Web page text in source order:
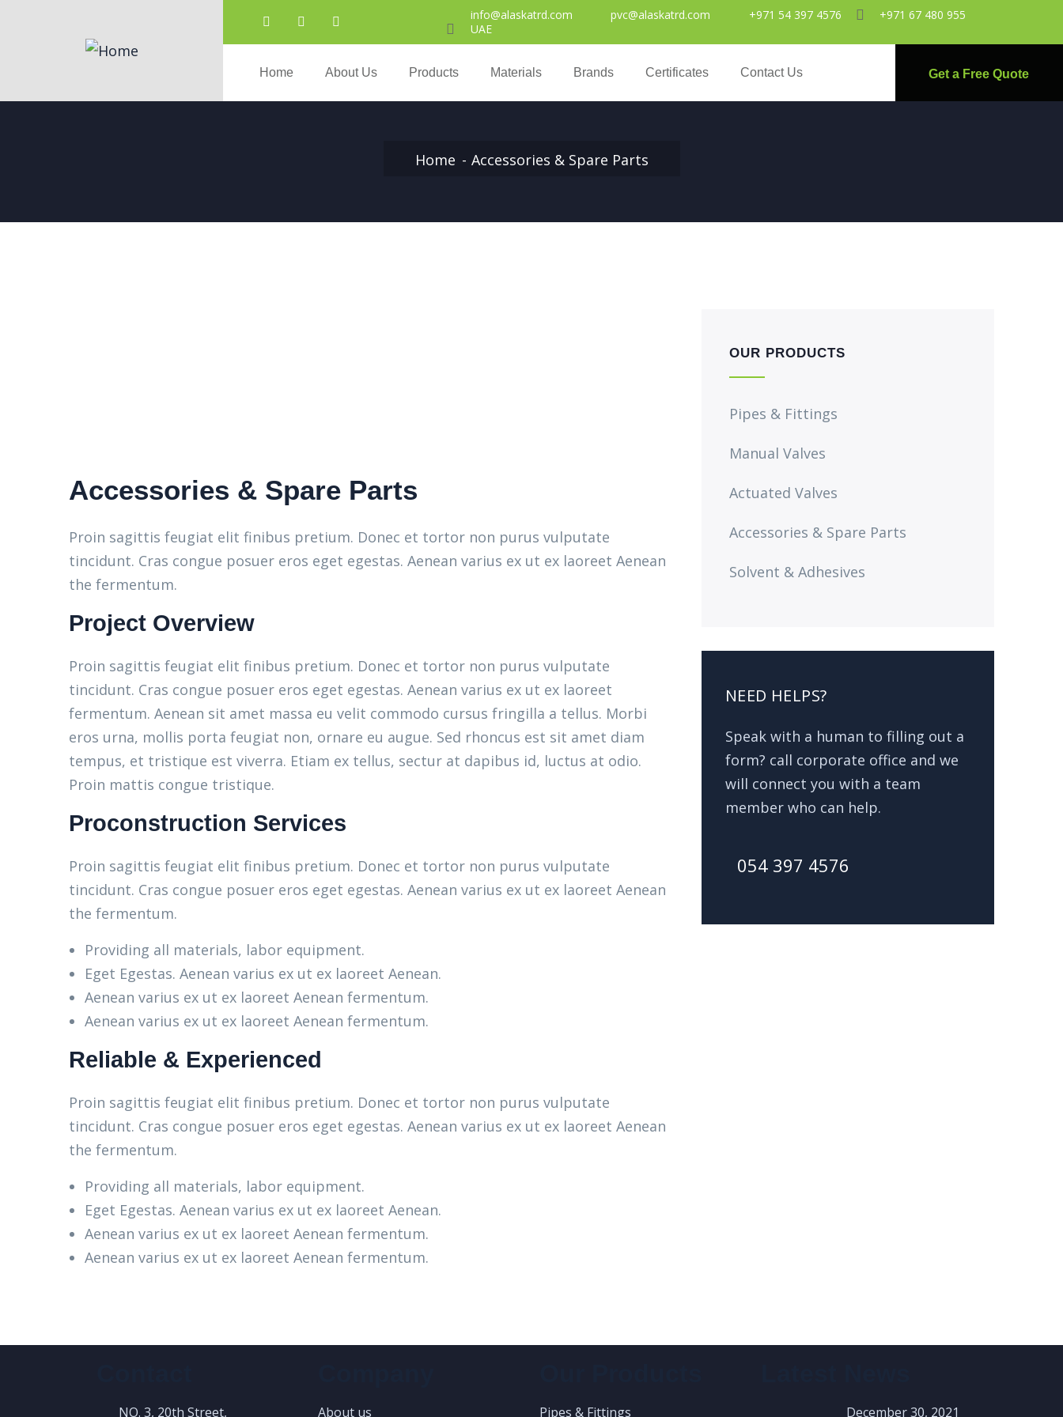
info@alaskatrd.com pvc@alaskatrd.com +971 54 397 4576
+971 67 480 955
UAE
Home About Us Products Materials Brands Certificates Contact Us Get a Free Quote
Home Accessories & Spare Parts
Accessories & Spare Parts
Proin sagittis feugiat elit finibus pretium. Donec et tortor non purus vulputate
tincidunt. Cras congue posuer eros eget egestas. Aenean varius ex ut ex laoreet Aenean
the fermentum.
Project Overview
Proin sagittis feugiat elit finibus pretium. Donec et tortor non purus vulputate
tincidunt. Cras congue posuer eros eget egestas. Aenean varius ex ut ex laoreet
fermentum. Aenean sit amet massa eu velit commodo cursus fringilla a tellus. Morbi
eros urna, mollis porta feugiat non, ornare eu augue. Sed rhoncus est sit amet diam
tempus, et tristique est viverra. Etiam ex tellus, sectur at dapibus id, luctus at odio.
Proin mattis congue tristique.
Proconstruction Services
Proin sagittis feugiat elit finibus pretium. Donec et tortor non purus vulputate
tincidunt. Cras congue posuer eros eget egestas. Aenean varius ex ut ex laoreet Aenean
the fermentum.
Providing all materials, labor equipment.
Eget Egestas. Aenean varius ex ut ex laoreet Aenean.
Aenean varius ex ut ex laoreet Aenean fermentum.
Aenean varius ex ut ex laoreet Aenean fermentum.
Reliable & Experienced
Proin sagittis feugiat elit finibus pretium. Donec et tortor non purus vulputate
tincidunt. Cras congue posuer eros eget egestas. Aenean varius ex ut ex laoreet Aenean
the fermentum.
Providing all materials, labor equipment.
Eget Egestas. Aenean varius ex ut ex laoreet Aenean.
Aenean varius ex ut ex laoreet Aenean fermentum.
Aenean varius ex ut ex laoreet Aenean fermentum.
OUR PRODUCTS
Pipes & Fittings
Manual Valves
Actuated Valves
Accessories & Spare Parts
Solvent & Adhesives
NEED HELPS?
Speak with a human to filling out a
form? call corporate office and we
will connect you with a team
member who can help.
054 397 4576
NO. 3, 20th Street, About us Pipes & Fittings December 30, 2021